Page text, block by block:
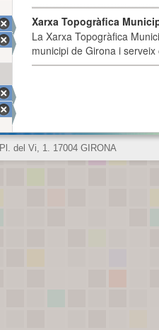
Xarxa Topogràfica
La Xarxa Topogràfica
municipi de Girona i
Pl. del Vi, 1. 17004 GIRONA